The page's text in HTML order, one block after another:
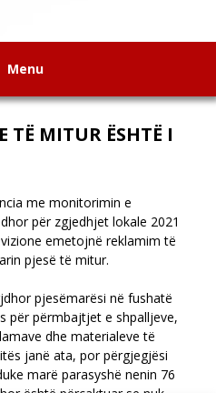
Menu
TË MITUR ËSHTË I
me monitorimin e
për zgjedhjet lokale 2021
emetojnë reklamim të
pjesë të mitur.
pjesëmarësi në fushatë
për përmbajtjet e shpalljeve,
dhe materialeve të
janë ata, por përgjegjësi
marë parasyshë nenin 76